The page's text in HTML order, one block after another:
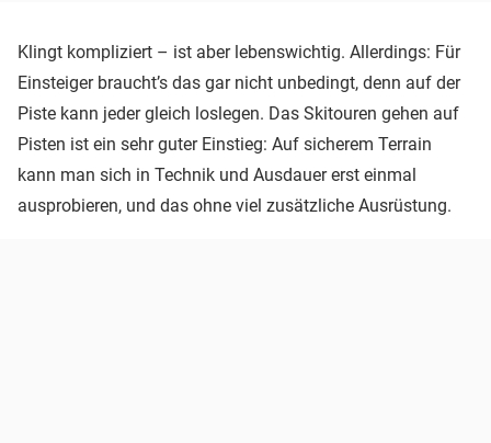
Klingt kompliziert – ist aber lebenswichtig. Allerdings: Für
Einsteiger braucht’s das gar nicht unbedingt, denn auf der
Piste kann jeder gleich loslegen. Das Skitouren gehen auf
Pisten ist ein sehr guter Einstieg: Auf sicherem Terrain
kann man sich in Technik und Ausdauer erst einmal
ausprobieren, und das ohne viel zusätzliche Ausrüstung.